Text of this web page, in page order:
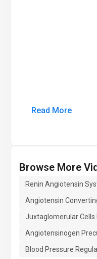
Read More
Browse More
Renin Angiotensin
Angiotensin
Juxtaglomerular Cells
Angiotensinogen
Blood Pressure